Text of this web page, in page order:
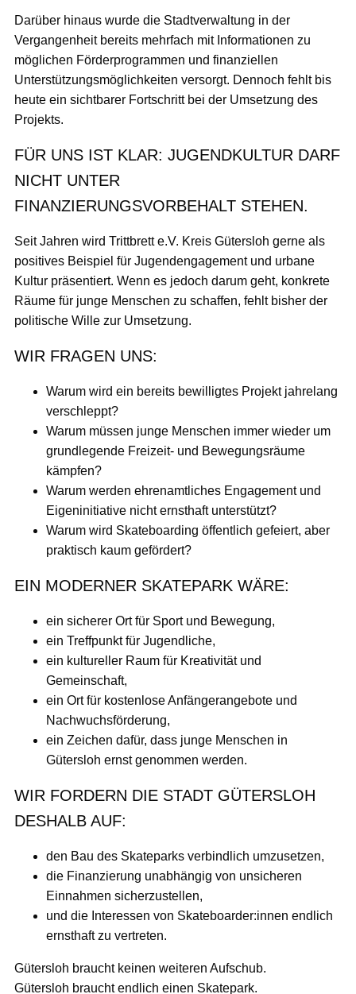
Darüber hinaus wurde die Stadtverwaltung in der
Vergangenheit bereits mehrfach mit Informationen zu
möglichen Förderprogrammen und finanziellen
Unterstützungsmöglichkeiten versorgt. Dennoch fehlt bis
heute ein sichtbarer Fortschritt bei der Umsetzung des
Projekts.
FÜR UNS IST KLAR: JUGENDKULTUR DARF
NICHT UNTER
FINANZIERUNGSVORBEHALT STEHEN.
Seit Jahren wird Trittbrett e.V. Kreis Gütersloh gerne als
positives Beispiel für Jugendengagement und urbane
Kultur präsentiert. Wenn es jedoch darum geht, konkrete
Räume für junge Menschen zu schaffen, fehlt bisher der
politische Wille zur Umsetzung.
WIR FRAGEN UNS:
Warum wird ein bereits bewilligtes Projekt jahrelang
verschleppt?
Warum müssen junge Menschen immer wieder um
grundlegende Freizeit- und Bewegungsräume
kämpfen?
Warum werden ehrenamtliches Engagement und
Eigeninitiative nicht ernsthaft unterstützt?
Warum wird Skateboarding öffentlich gefeiert, aber
praktisch kaum gefördert?
EIN MODERNER SKATEPARK WÄRE:
ein sicherer Ort für Sport und Bewegung,
ein Treffpunkt für Jugendliche,
ein kultureller Raum für Kreativität und
Gemeinschaft,
ein Ort für kostenlose Anfängerangebote und
Nachwuchsförderung,
ein Zeichen dafür, dass junge Menschen in
Gütersloh ernst genommen werden.
WIR FORDERN DIE STADT GÜTERSLOH
DESHALB AUF:
den Bau des Skateparks verbindlich umzusetzen,
die Finanzierung unabhängig von unsicheren
Einnahmen sicherzustellen,
und die Interessen von Skateboarder:innen endlich
ernsthaft zu vertreten.
Gütersloh braucht keinen weiteren Aufschub.
Gütersloh braucht endlich einen Skatepark.